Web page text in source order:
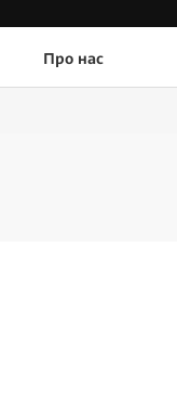
Про нас